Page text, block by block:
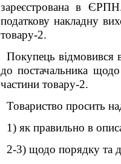
зареєстрована в
податкову накладну
товару-2.
Покупець відмовився
до постачальника
частини товару-2.
Товариство просить
1) як правильно в
2-3) щодо порядку та